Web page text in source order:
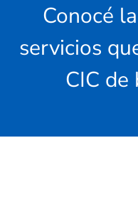
Conocé
servicios
CIC